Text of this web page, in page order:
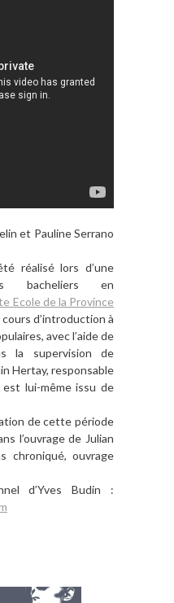
et Pauline Serrano
lors d’une
bacheliers en
Ecole de la Province
d’introduction à
avec l’aide de
la supervision de
Hertay, responsable
lui-même issu de
de cette période
l’ouvrage de Julian
chroniqué, ouvrage
d’Yves Budin :